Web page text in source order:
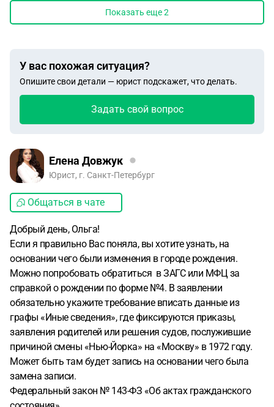
Показать еще2
У вас похожая ситуация?
Опишите свои детали — юрист подскажет, что делать.
Задать свой вопрос
Елена Довжук
Юрист, г. Санкт-Петербург
Общаться в чате
Добрый день, Ольга!
Если я правильно Вас поняла, вы хотите узнать, на
основании чего были изменения в городе рождения.
Можно попробовать обратиться в ЗАГС или МФЦ за
справкой о рождении по форме №4. В заявлении
обязательно укажите требование вписать данные из
графы «Иные сведения», где фиксируются приказы,
заявления родителей или решения судов, послужившие
причиной смены «Нью-Йорка» на «Москву» в 1972 году.
Может быть там будет запись на основании чего была
замена записи.
Федеральный закон № 143-ФЗ «Об актах гражданского